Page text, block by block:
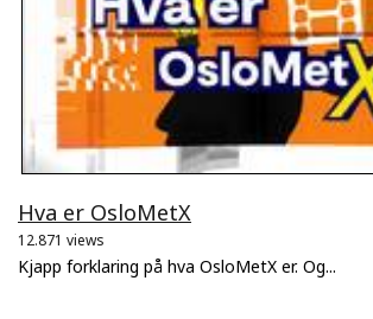
Hva er OsloMetX
12.871 views
Kjapp forklaring på hva OsloMetX er. Og...